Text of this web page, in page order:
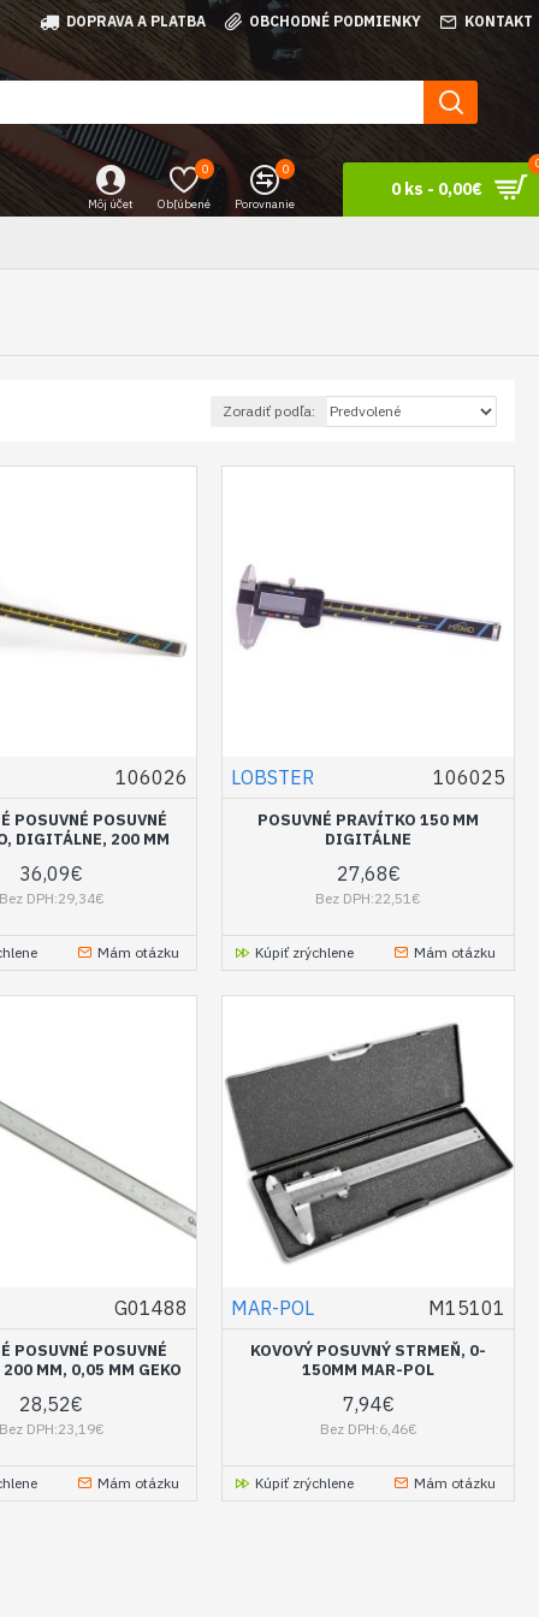
DOPRAVA A PLATBA OBCHODNÉ PODMIENKY KONTAKT
Môj účet Obľúbené
0
Porovnanie
0
0 ks - 0,00€
Zoradiť podľa:
106026
POSUVNÉ POSUVNÉ
DIGITÁLNE, 200 MM
36,09€
DPH:29,34€
Mám otázku
LOBSTER 106025
POSUVNÉ PRAVÍTKO 150 MM
DIGITÁLNE
27,68€
Bez DPH:22,51€
Kúpiť zrýchlene Mám otázku
G01488
POSUVNÉ POSUVNÉ
200 MM, 0,05 MM GEKO
28,52€
DPH:23,19€
Mám otázku
MAR-POL M15101
KOVOVÝ POSUVNÝ STRMEŇ, 0-
150MM MAR-POL
7,94€
Bez DPH:6,46€
Kúpiť zrýchlene Mám otázku